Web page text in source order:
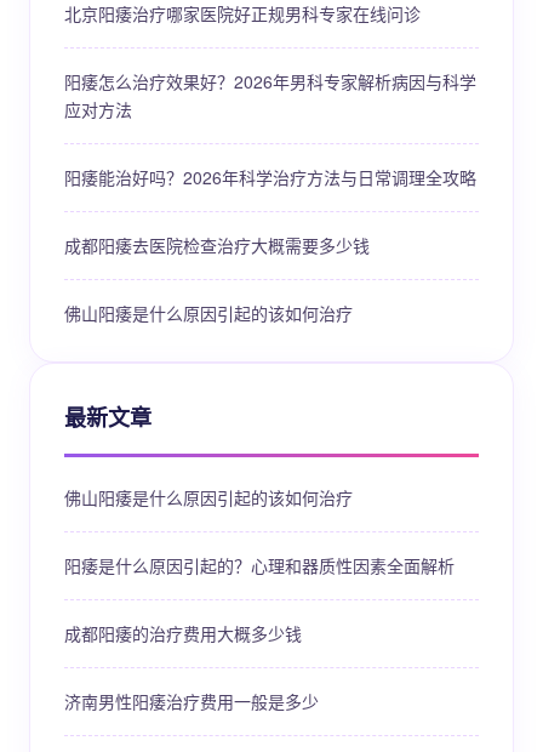
北京阳痿治疗哪家医院好正规男科专家在线问诊
阳痿怎么治疗效果好？2026年男科专家解析病因与科学
应对方法
阳痿能治好吗？2026年科学治疗方法与日常调理全攻略
成都阳痿去医院检查治疗大概需要多少钱
佛山阳痿是什么原因引起的该如何治疗
最新文章
佛山阳痿是什么原因引起的该如何治疗
阳痿是什么原因引起的？心理和器质性因素全面解析
成都阳痿的治疗费用大概多少钱
济南男性阳痿治疗费用一般是多少